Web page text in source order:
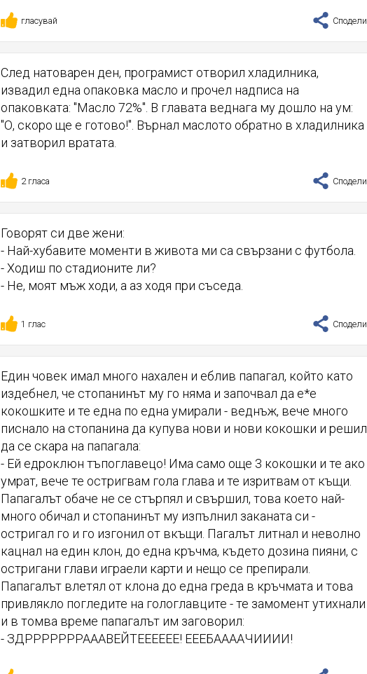
гласувай Сподели
След натоварен ден, програмист отворил хладилника,
извадил една опаковка масло и прочел надписа на
опаковката: "Масло 72%". В главата веднага му дошло на ум:
"О, скоро ще е готово!". Върнал маслото обратно в хладилника
и затворил вратата.
2 гласа Сподели
Говорят си две жени:
- Най-хубавите моменти в живота ми са свързани с футбола.
- Ходиш по стадионите ли?
- Не, моят мъж ходи, а аз ходя при съседа.
1 глас Сподели
Един човек имал много нахален и еблив папагал, който като
издебнел, че стопанинът му го няма и започвал да е*е
кокошките и те една по една умирали - веднъж, вече много
писнало на стопанина да купува нови и нови кокошки и решил
да се скара на папагала:
- Ей едроклюн тъпоглавецо! Има само още 3 кокошки и те ако
умрат, вече те остригвам гола глава и те изритвам от къщи.
Папагалът обаче не се стърпял и свършил, това което най-
много обичал и стопанинът му изпълнил заканата си -
остригал го и го изгонил от вкъщи. Пагалът литнал и неволно
кацнал на един клон, до една кръчма, където дозина пияни, с
остригани глави играели карти и нещо се препирали.
Папагалът влетял от клона до една греда в кръчмата и това
привлякло погледите на гологлавците - те замомент утихнали
и в томва време папагалът им заговорил:
- ЗДРРРРРРРАААВЕЙТЕЕЕЕЕЕ! ЕЕЕБААААЧИИИИ!